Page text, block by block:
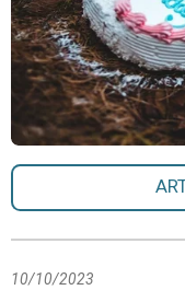
10/10/2023